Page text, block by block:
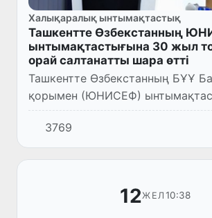
Халықаралық ынтымақтастық
Ташкентте Өзбекстанның
ынтымақтастығына 30 жыл
орай салтанатты шара өтті
Ташкентте Өзбекстанның БҰҰ
қорымен (ЮНИСЕФ)
жыл толуына орай салтанатты
Шараға Өзбекстан Республикасы
Мажлис Сенатының Төрайымы
3769
12ЖЕЛ 10:38